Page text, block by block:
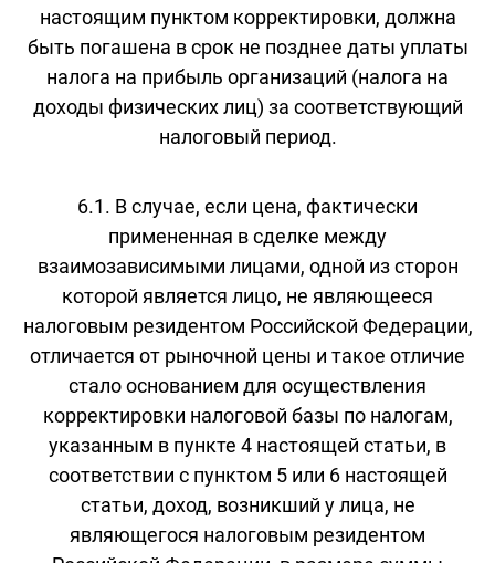
настоящим пунктом корректировки, должна
быть погашена в срок не позднее даты уплаты
налога на прибыль организаций (налога на
доходы физических лиц) за соответствующий
налоговый период.
6.1. В случае, если цена, фактически
примененная в сделке между
взаимозависимыми лицами, одной из сторон
которой является лицо, не являющееся
налоговым резидентом Российской Федерации,
отличается от рыночной цены и такое отличие
стало основанием для осуществления
корректировки налоговой базы по налогам,
указанным в пункте 4 настоящей статьи, в
соответствии с пунктом 5 или 6 настоящей
статьи, доход, возникший у лица, не
являющегося налоговым резидентом